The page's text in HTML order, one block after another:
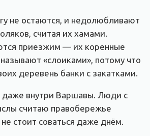
не остаются, и недолюбливают
считая их хамами.
приезжим — их коренные
«слоиками», потому что
деревень банки с закатками.
даже внутри Варшавы. Люди с
считаю правобережье
стоит соваться даже днём.